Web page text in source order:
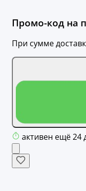
Промо-код на
При сумме
активен ещё 24